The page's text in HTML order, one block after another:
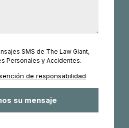
SMS de The Law Giant,
Personales y Accidentes.
de responsabilidad